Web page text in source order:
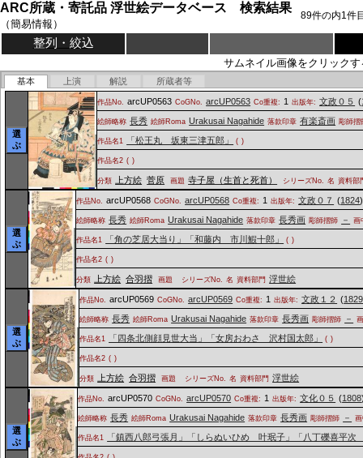
ARC所蔵・寄託品 浮世絵データベース 検索結果
（簡易情報）
89件の内1件
整列・絞込
サムネイル画像をクリック
基本 上演 解説 所蔵者等
選
ぶ
作品No. arcUP0563 CoGNo. arcUP0563 Co重複: 1 出版年: 文政０５ (
絵師略称 長秀 絵師Roma Urakusai Nagahide 落款印章 有楽斎画 彫師摺
作品名1 「松王丸 坂東三津五郎」 ( )
作品名2 ( )
分類 上方絵 菅原 画題 寺子屋（生首と死首） シリーズNo. 名 資料部
選
ぶ
作品No. arcUP0568 CoGNo. arcUP0568 Co重複: 1 出版年: 文政０７ (1824)
絵師略称 長秀 絵師Roma Urakusai Nagahide 落款印章 長秀画 彫師摺師 － 画
作品名1 「角の芝居大当り」「和藤内 市川鰕十郎」 ( )
作品名2 ( )
分類 上方絵 合羽摺 画題 シリーズNo. 名 資料部門 浮世絵
選
ぶ
作品No. arcUP0569 CoGNo. arcUP0569 Co重複: 1 出版年: 文政１２ (1829
絵師略称 長秀 絵師Roma Urakusai Nagahide 落款印章 長秀画 彫師摺師 －
作品名1 「四条北側顔見世大当」「女房おわさ 沢村国太郎」 ( )
作品名2 ( )
分類 上方絵 合羽摺 画題 シリーズNo. 名 資料部門 浮世絵
選
ぶ
作品No. arcUP0570 CoGNo. arcUP0570 Co重複: 1 出版年: 文化０５ (1808
絵師略称 長秀 絵師Roma Urakusai Nagahide 落款印章 長秀画 彫師摺師 －
作品名1 「鎮西八郎弓張月」「しらぬいひめ 叶珉子」「八丁礫喜平